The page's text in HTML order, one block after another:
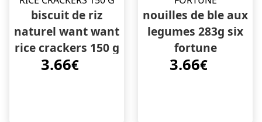
biscuit de riz
naturel want want
rice crackers 150 g
3.66€
nouilles de ble aux
legumes 283g six
fortune
3.66€